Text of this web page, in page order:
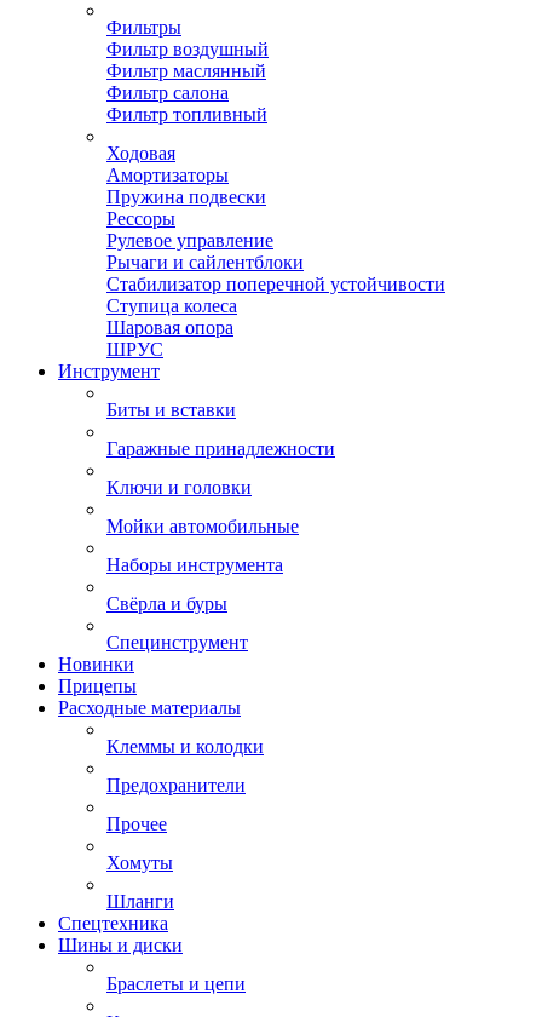
Фильтры
Фильтр воздушный
Фильтр маслянный
Фильтр салона
Фильтр топливный
Ходовая
Амортизаторы
Пружина подвески
Рессоры
Рулевое управление
Рычаги и сайлентблоки
Стабилизатор поперечной устойчивости
Ступица колеса
Шаровая опора
ШРУС
Инструмент
Биты и вставки
Гаражные принадлежности
Ключи и головки
Мойки автомобильные
Наборы инструмента
Свёрла и буры
Специнструмент
Новинки
Прицепы
Расходные материалы
Клеммы и колодки
Предохранители
Прочее
Хомуты
Шланги
Спецтехника
Шины и диски
Браслеты и цепи